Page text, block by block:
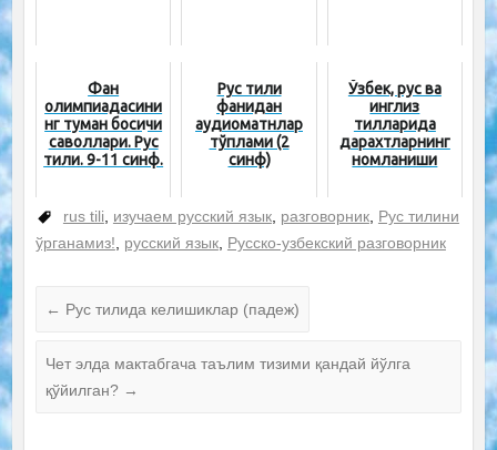
Фан
олимпиадасини
нг туман босқичи
саволлари. Рус
тили. 9-11 синф.
Рус тили
фанидан
аудиоматнлар
тўплами (2
синф)
Ўзбек, рус ва
инглиз
тилларида
дарахтларнинг
номланиши
rus tili изучаем русский язык, разговорник, Рус тилини
ўрганамиз!
русский язык, Русско-узбекский разговорник
← Рус тилида келишиклар (падеж)
Чет элда мактабгача таълим тизими қандай йўлга
қўйилган? →